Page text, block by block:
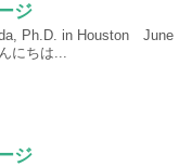
ジ
Ph.D. in Houston June
にちは...
ジ